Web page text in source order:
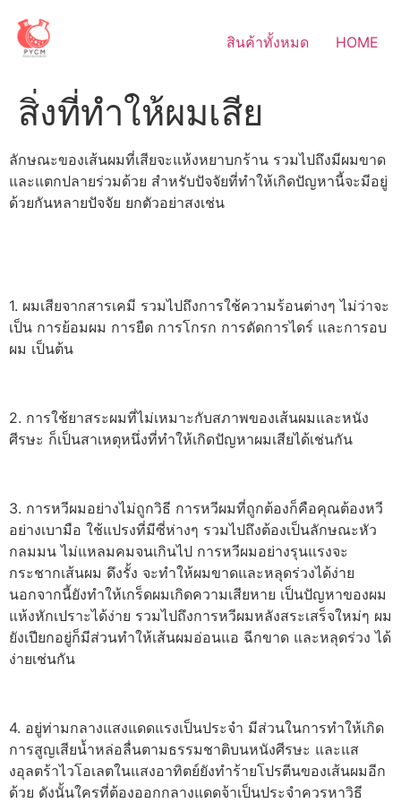
content
สินค้าทั้งหมด HOME
สิ่งที่ทำให้ผมเสีย
ลักษณะของเส้นผมที่เสียจะแห้งหยาบกร้าน รวมไปถึงมีผมขาด
และแตกปลายร่วมด้วย สำหรับปัจจัยที่ทำให้เกิดปัญหานี้จะมีอยู่
ด้วยกันหลายปัจจัย ยกตัวอย่าสงเช่น
1. ผมเสียจากสารเคมี รวมไปถึงการใช้ความร้อนต่างๆ ไม่ว่าจะ
เป็น การย้อมผม การยืด การโกรก การดัดการไดร์ และการอบ
ผม เป็นต้น
2. การใช้ยาสระผมที่ไม่เหมาะกับสภาพของเส้นผมและหนัง
ศีรษะ ก็เป็นสาเหตุหนึ่งที่ทำให้เกิดปัญหาผมเสียได้เช่นกัน
3. การหวีผมอย่างไม่ถูกวิธี การหวีผมที่ถูกต้องก็คือคุณต้องหวี
อย่างเบามือ ใช้แปรงที่มีซี่ห่างๆ รวมไปถึงต้องเป็นลักษณะหัว
กลมมน ไม่แหลมคมจนเกินไป การหวีผมอย่างรุนแรงจะ
กระชากเส้นผม ดึงรั้ง จะทำให้ผมขาดและหลุดร่วงได้ง่าย
นอกจากนี้ยังทำให้เกร็ดผมเกิดความเสียหาย เป็นปัญหาของผม
แห้งหักเปราะได้ง่าย รวมไปถึงการหวีผมหลังสระเสร็จใหม่ๆ ผม
ยังเปียกอยู่ก็มีส่วนทำให้เส้นผมอ่อนแอ ฉีกขาด และหลุดร่วง ได้
ง่ายเช่นกัน
4. อยู่ท่ามกลางแสงแดดแรงเป็นประจำ มีส่วนในการทำให้เกิด
การสูญเสียน้ำหล่อลื่นตามธรรมชาติบนหนังศีรษะ และแส
งอุลตร้าไวโอเลตในแสงอาทิตย์ยังทำร้ายโปรตีนของเส้นผมอีก
ด้วย ดังนั้นใครที่ต้องออกกลางแดดจ้าเป็นประจำควรหาวิธี